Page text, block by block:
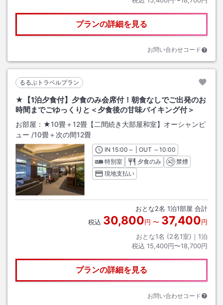
プランの詳細を見る
お問い合わせコード
るるぶトラベルプラン
★【1泊夕食付】夕食のみ会席付！朝食なしでご出発のお
時間までごゆっくりと＜夕食後の甘味バイキング付＞
お部屋： ★10畳＋12畳【二間続き大部屋和室】オーシャンビ
ュー /10畳＋次の間12畳
INチェックイン
15:00 ～ | OUT チェックアウト
～10:00
特別室
夕食のみ
禁煙
現地支払い
おとな2名 1泊1部屋 合計
税込 30,800円 〜 37,400円
おとな1名 (2名1室)｜ 1泊
税込 15,400円〜18,700円
プランの詳細を見る
お問い合わせコード